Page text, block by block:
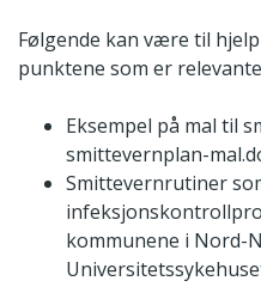
Følgende kan være til
punktene som er
Eksempel på mal til
smittevernplan-
Smittevernrutiner
kommunene i Nord-